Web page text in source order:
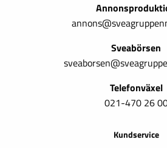
Sveabörsen
Telefonväxel
021-470 26
Kundservice